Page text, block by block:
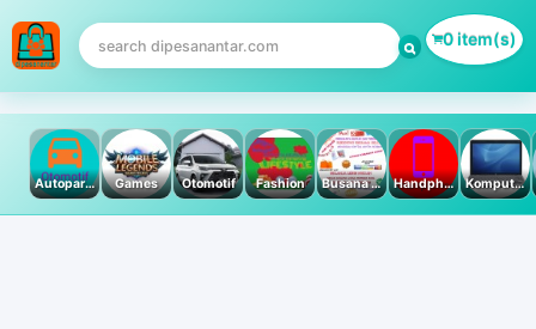
0 item(s)
Autoparts Games Otomotif Fashion Busana Muslim Handphone & Tablet Komputer PC & Laptop